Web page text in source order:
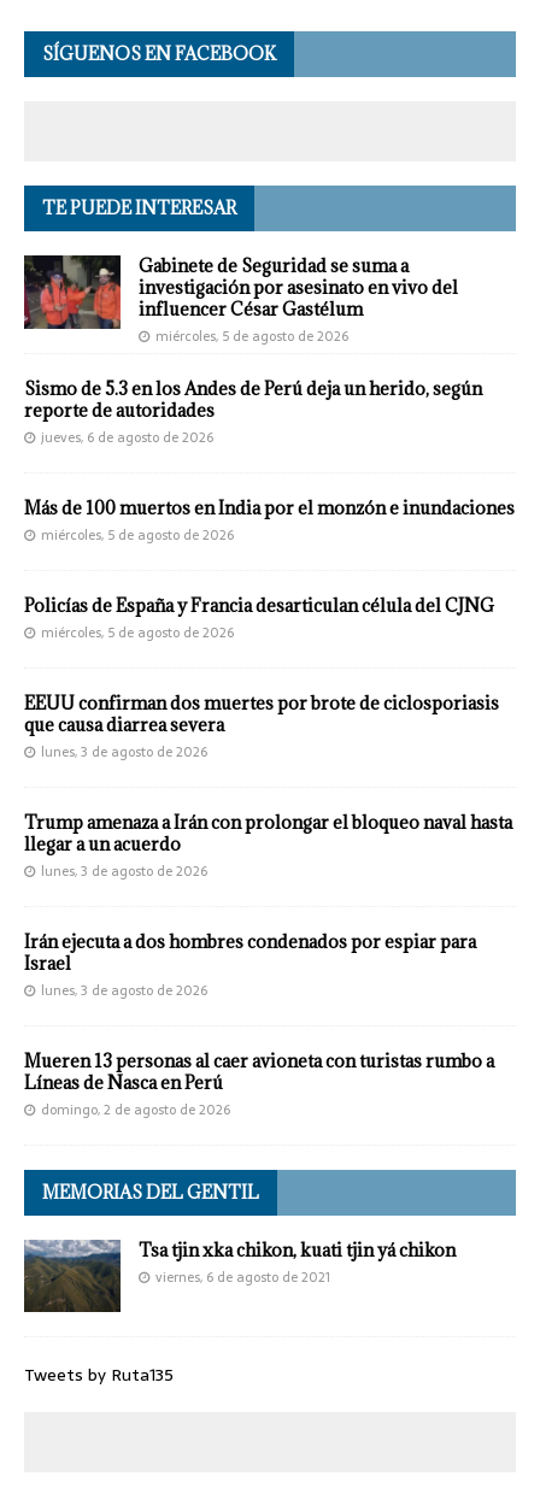
SÍGUENOS EN FACEBOOK
TE PUEDE INTERESAR
Gabinete de Seguridad se suma a
investigación por asesinato en vivo del
influencer César Gastélum
miércoles, 5 de agosto de 2026
Sismo de 5.3 en los Andes de Perú deja un herido, según
reporte de autoridades
jueves, 6 de agosto de 2026
Más de 100 muertos en India por el monzón e inundaciones
miércoles, 5 de agosto de 2026
Policías de España y Francia desarticulan célula del CJNG
miércoles, 5 de agosto de 2026
EEUU confirman dos muertes por brote de ciclosporiasis
que causa diarrea severa
lunes, 3 de agosto de 2026
Trump amenaza a Irán con prolongar el bloqueo naval hasta
llegar a un acuerdo
lunes, 3 de agosto de 2026
Irán ejecuta a dos hombres condenados por espiar para
Israel
lunes, 3 de agosto de 2026
Mueren 13 personas al caer avioneta con turistas rumbo a
Líneas de Nasca en Perú
domingo, 2 de agosto de 2026
MEMORIAS DEL GENTIL
Tsa tjin xka chikon, kuati tjin yá chikon
viernes, 6 de agosto de 2021
Tweets by Ruta135